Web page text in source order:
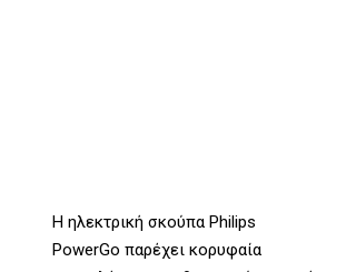
Η ηλεκτρική σκούπα Philips
PowerGo παρέχει κορυφαία